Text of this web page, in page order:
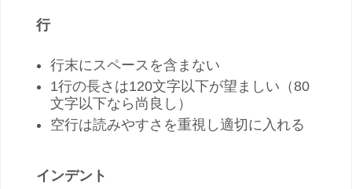
行
行末にスペースを含まない
1行の長さは120文字以下が望ましい（80
文字以下なら尚良し）
空行は読みやすさを重視し適切に入れる
インデント